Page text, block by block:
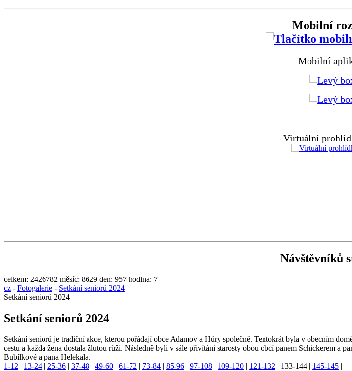
Mobilní
Mobilní
Virtuální
Návštěvníků
celkem: 2426782 měsíc: 8629 den: 957 hodina: 7
cz - Fotogalerie - Setkání seniorů 2024
Setkání seniorů 2024
Setkání seniorů 2024
Setkání seniorů je tradiční akce, kterou pořádají obce Adamov a Hůry společně. Tentokrát byla v obecním
cestu a každá žena dostala žlutou růži. Následně byli v sále přivítáni starosty obou obcí panem Schickerem
Bubílkové a pana Helekala.
1-12 | 13-24 | 25-36 | 37-48 | 49-60 | 61-72 | 73-84 | 85-96 | 97-108 | 109-120 | 121-132 | 133-144 | 145-145 |